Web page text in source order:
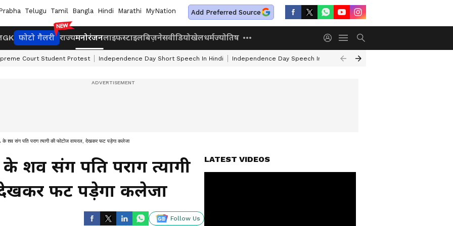
Telugu Tamil Bangla Hindi Marathi MyNation Add Preferred Source
GK फोटो गैलरी राज्यमनोरंजनलाइफस्टाइलबिज़नेसवीडियोखेलधर्मज्योतिष
Court Student Protest Independence Day Short Speech In Hindi Independence Day Speech In Hindi Air India Turbulence
शव संग पति पराग त्यागी की फोटोज वायरल, देखकर फट पड़ेगा कलेजा
शव संग पति पराग त्यागी
फट पड़ेगा कलेजा
Follow Us
LATEST VIDEOS